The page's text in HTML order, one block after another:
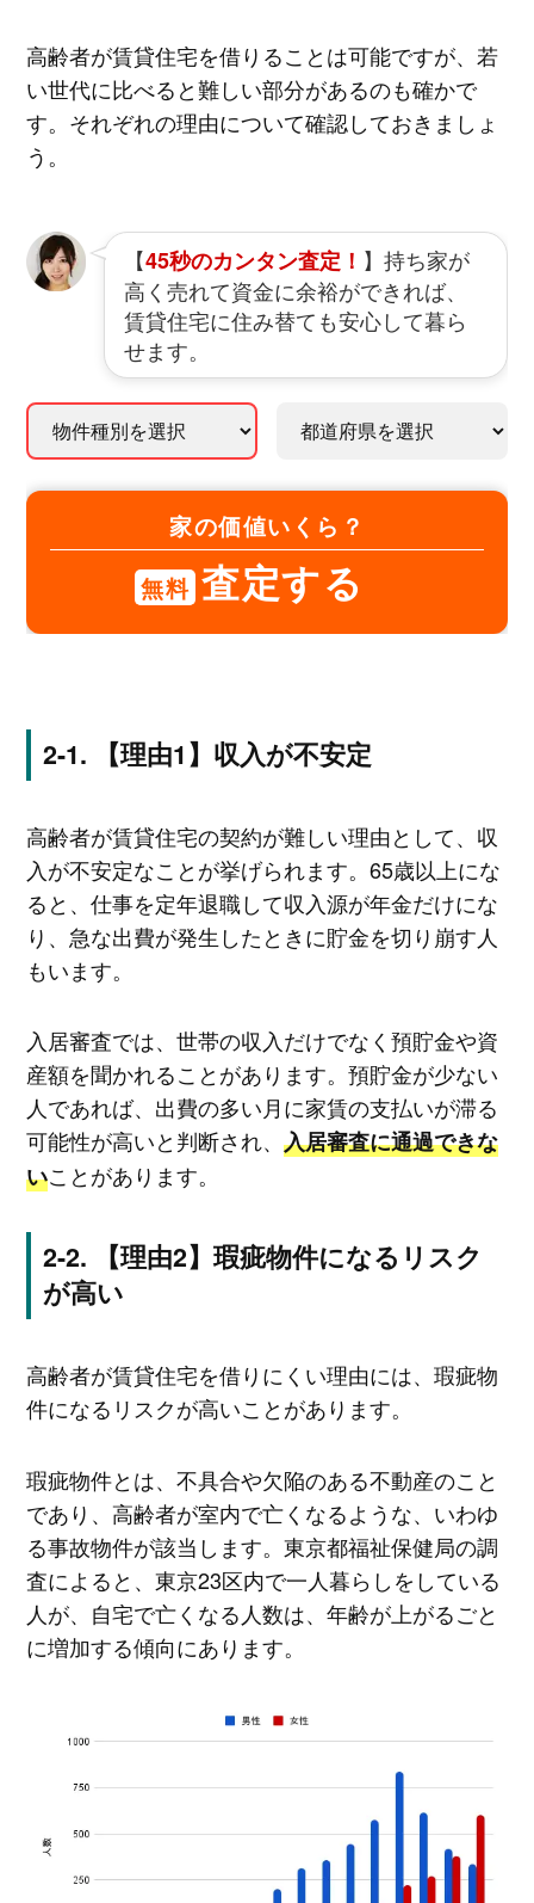
高齢者が賃貸住宅を借りることは可能ですが、若
い世代に比べると難しい部分があるのも確かで
す。それぞれの理由について確認しておきましょ
う。
【45秒のカンタン査定！ 】持ち家が
高く売れて資金に余裕ができれば、
賃貸住宅に住み替ても安心して暮ら
せます。
家の価値いくら？
無料 査定する
【理由1】収入が不安定
高齢者が賃貸住宅の契約が難しい理由として、収
入が不安定なことが挙げられます。65歳以上にな
ると、仕事を定年退職して収入源が年金だけにな
り、急な出費が発生したときに貯金を切り崩す人
もいます。
入居審査では、世帯の収入だけでなく預貯金や資
産額を聞かれることがあります。預貯金が少ない
人であれば、出費の多い月に家賃の支払いが滞る
可能性が高いと判断され、 入居審査に通過できな
いことがあります。
【理由2】瑕疵物件になるリスク
が高い
高齢者が賃貸住宅を借りにくい理由には、瑕疵物
件になるリスクが高いことがあります。
瑕疵物件とは、不具合や欠陥のある不動産のこと
であり、高齢者が室内で亡くなるような、いわゆ
る事故物件が該当します。東京都福祉保健局の調
査によると、東京23区内で一人暮らしをしている
人が、自宅で亡くなる人数は、年齢が上がるごと
に増加する傾向にあります。